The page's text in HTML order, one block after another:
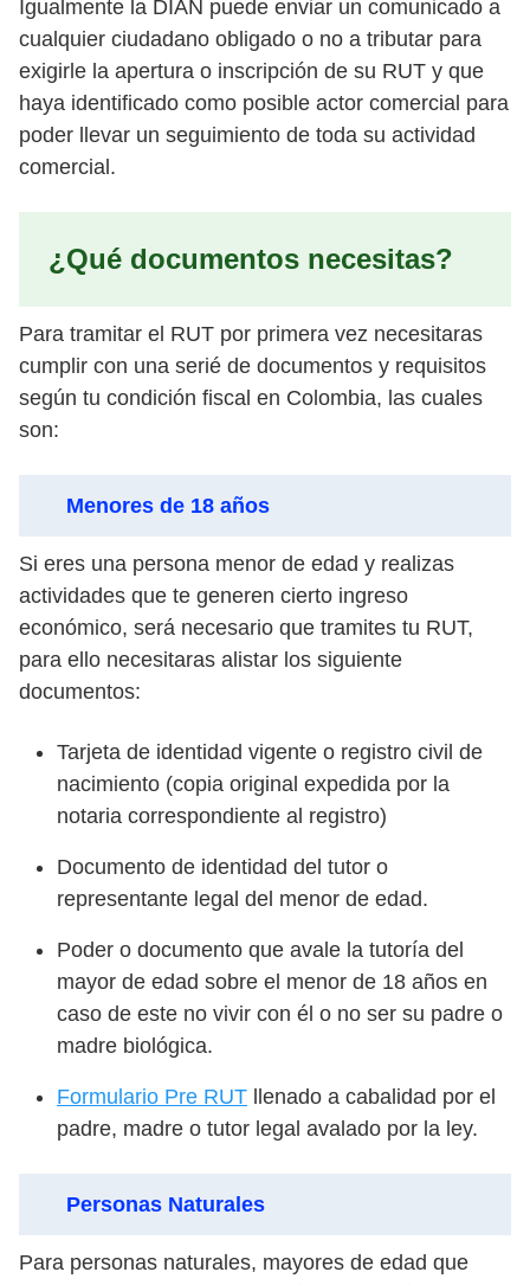
Igualmente la DIAN puede enviar un comunicado a
cualquier ciudadano obligado o no a tributar para
exigirle la apertura o inscripción de su RUT y que
haya identificado como posible actor comercial para
poder llevar un seguimiento de toda su actividad
comercial.
¿Qué documentos necesitas?
Para tramitar el RUT por primera vez necesitaras
cumplir con una serié de documentos y requisitos
según tu condición fiscal en Colombia, las cuales
son:
Menores de 18 años
Si eres una persona menor de edad y realizas
actividades que te generen cierto ingreso
económico, será necesario que tramites tu RUT,
para ello necesitaras alistar los siguiente
documentos:
Tarjeta de identidad vigente o registro civil de
nacimiento (copia original expedida por la
notaria correspondiente al registro)
Documento de identidad del tutor o
representante legal del menor de edad.
Poder o documento que avale la tutoría del
mayor de edad sobre el menor de 18 años en
caso de este no vivir con él o no ser su padre o
madre biológica.
Formulario Pre RUT llenado a cabalidad por el
padre, madre o tutor legal avalado por la ley.
Personas Naturales
Para personas naturales, mayores de edad que